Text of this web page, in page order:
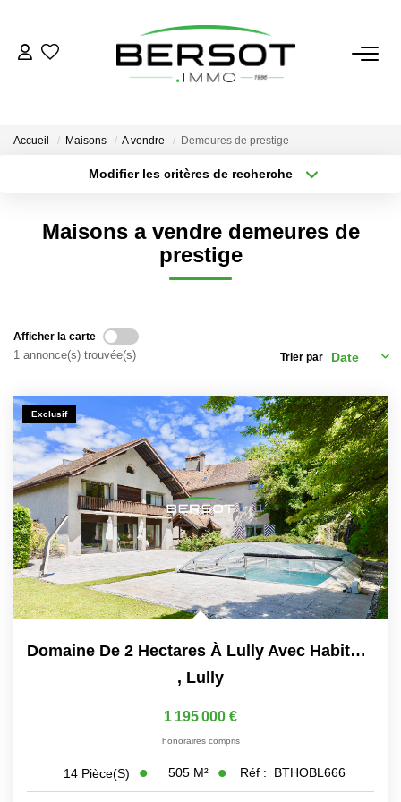
Acheter
Vendre
Investissement
Nos Outils
Immobilier Professionnel
Locations Saisonnières
Locations De Vacances
GÉRER
SYNDIC
LE GROUPE
Nos Agences
Nos Équipes
Nous Rejoindre
Nos Partenaires
Accueil Maisons A vendre Demeures de prestige
Modifier les critères de recherche
Type de bien
Sélectionnez...
Nombre de chambres
Maisons a vendre demeures de
prestige
Afficher la carte
1 annonce(s) trouvée(s) Trier par
Exclusif
Domaine De 2 Hectares À Lully Avec Habitations Et Ruines Du...
, Lully
1 195 000 €
honoraires compris
14 Pièce(s) 505 M² Réf : BTHOBL666